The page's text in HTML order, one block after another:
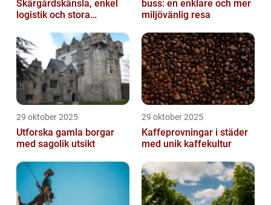
Skärgårdskänsla, enkel
logistik och stora
buss: en enklare och mer
miljövänlig resa
29 oktober 2025
Utforska gamla borgar
med sagolik utsikt
29 oktober 2025
Kaffeprovningar i städer
med unik kaffekultur